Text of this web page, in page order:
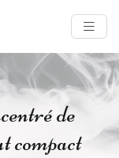
de
compact